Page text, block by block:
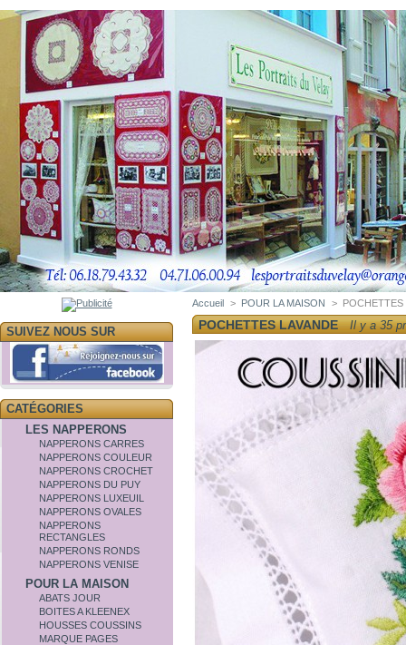
SUIVEZ NOUS SUR
CATÉGORIES
LES NAPPERONS
NAPPERONS CARRES
NAPPERONS COULEUR
NAPPERONS CROCHET
NAPPERONS DU PUY
NAPPERONS LUXEUIL
NAPPERONS OVALES
NAPPERONS
RECTANGLES
NAPPERONS RONDS
NAPPERONS VENISE
POUR LA MAISON
ABATS JOUR
BOITES A KLEENEX
HOUSSES COUSSINS
MARQUE PAGES
Accueil > POUR LA MAISON > POCHETTES
POCHETTES LAVANDE Il y a 35